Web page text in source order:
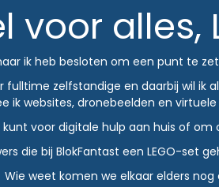
voor alles,
ik heb besloten om een punt te
zelfstandige en daarbij wil ik
ik websites, dronebeelden en
voor digitale hulp aan huis of
die bij BlokFantast een LEGO-set
Wie weet komen we elkaar elders nog